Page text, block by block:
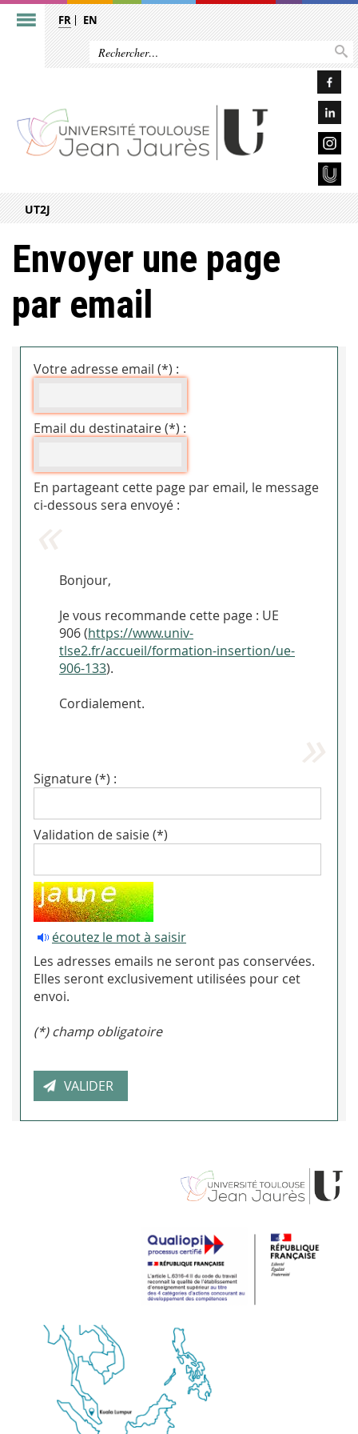
FR EN
UT2J
Envoyer une page
par email
Votre adresse email (*) :
Email du destinataire (*) :
En partageant cette page par email, le message
ci-dessous sera envoyé :
Bonjour,
Je vous recommande cette page : UE
906 (https://www.univ-
tlse2.fr/accueil/formation-insertion/ue-
906-133).
Cordialement.
Signature (*) :
Validation de saisie (*)
écoutez le mot à saisir
Les adresses emails ne seront pas conservées.
Elles seront exclusivement utilisées pour cet
envoi.
(*) champ obligatoire